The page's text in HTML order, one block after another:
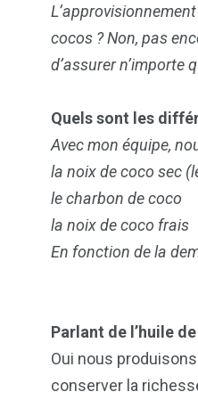
cocos ? Non, pas
d’assurer n’importe
Quels sont les
Avec mon équipe,
la noix de coco sec
le charbon de coco
la noix de coco frais
En fonction de la
Parlant de l’huile
Oui nous
conserver la